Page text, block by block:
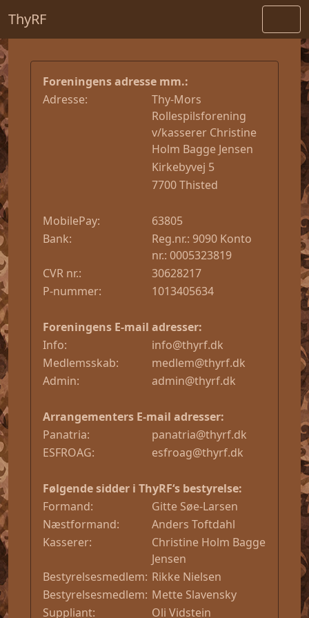
ThyRF
Foreningens adresse mm.:
Adresse:
Thy-Mors
Rollespilsforening
v/kasserer Christine
Holm Bagge Jensen
Kirkebyvej 5
7700 Thisted
MobilePay:
63805
Bank:
Reg.nr.: 9090 Konto
nr.: 0005323819
CVR nr.:
30628217
P-nummer:
1013405634
Foreningens E-mail adresser:
Info:
info@thyrf.dk
Medlemsskab:
medlem@thyrf.dk
Admin:
admin@thyrf.dk
Arrangementers E-mail adresser:
Panatria:
panatria@thyrf.dk
ESFROAG:
esfroag@thyrf.dk
Følgende sidder i ThyRF‘s bestyrelse:
Formand:
Gitte Søe-Larsen
Næstformand:
Anders Toftdahl
Kasserer:
Christine Holm Bagge
Jensen
Bestyrelsesmedlem: Rikke Nielsen
Bestyrelsesmedlem: Mette Slavensky
Suppliant:
Oli Vidstein